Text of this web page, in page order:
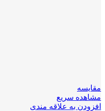
مقایسه
مشاهده سریع
افزودن به علاقه مندی